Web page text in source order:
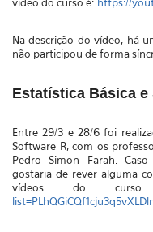
vídeo do curso é: https://
Na descrição do vídeo, há
não participou de forma
Estatística Básica e
Entre 29/3 e 28/6 foi
Software R, com os
Pedro Simon Farah.
gostaria de rever alguma
vídeos do